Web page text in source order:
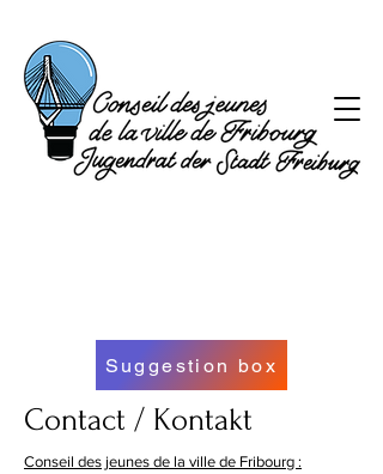
Suggestion box
Contact / Kontakt
Conseil des jeunes de la ville de Fribourg :